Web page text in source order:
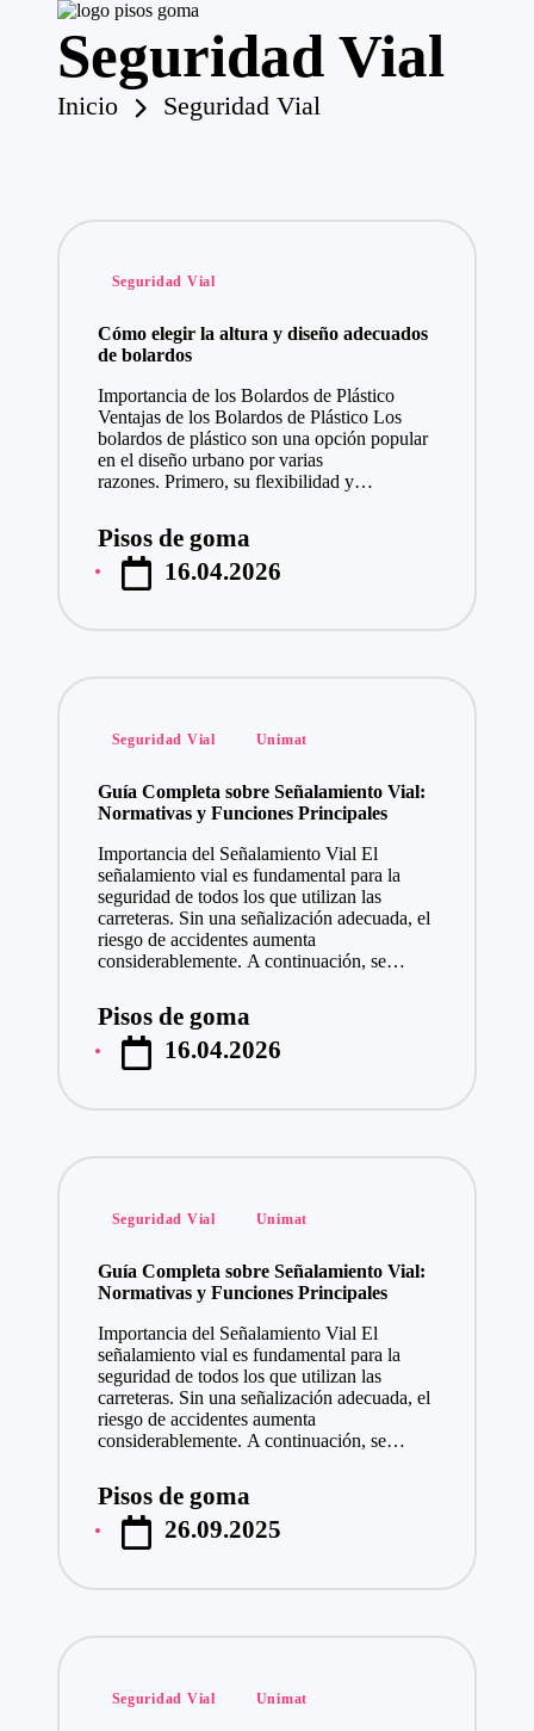
P
is
o
s
a
Seguridad Vial
Inicio Seguridad Vial
Publicado
Seguridad Vial
Cómo elegir la altura y diseño adecuados
de bolardos
Importancia de los Bolardos de Plástico
Ventajas de los Bolardos de Plástico Los
bolardos de plástico son una opción popular
en el diseño urbano por varias
razones. Primero, su flexibilidad y…
Publicado
por
Pisos de goma
16.04.2026
Publicado
Seguridad Vial Unimat
Guía Completa sobre Señalamiento Vial:
Normativas y Funciones Principales
Importancia del Señalamiento Vial El
señalamiento vial es fundamental para la
seguridad de todos los que utilizan las
carreteras. Sin una señalización adecuada, el
riesgo de accidentes aumenta
considerablemente. A continuación, se…
Publicado
por
Pisos de goma
16.04.2026
Publicado
Seguridad Vial Unimat
Guía Completa sobre Señalamiento Vial:
Normativas y Funciones Principales
Importancia del Señalamiento Vial El
señalamiento vial es fundamental para la
seguridad de todos los que utilizan las
carreteras. Sin una señalización adecuada, el
riesgo de accidentes aumenta
considerablemente. A continuación, se…
Publicado
por
Pisos de goma
26.09.2025
Publicado
Seguridad Vial Unimat